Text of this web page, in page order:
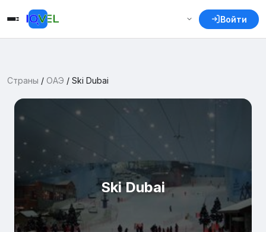
Войти
Страны / ОАЭ / Ski Dubai
Ski Dubai